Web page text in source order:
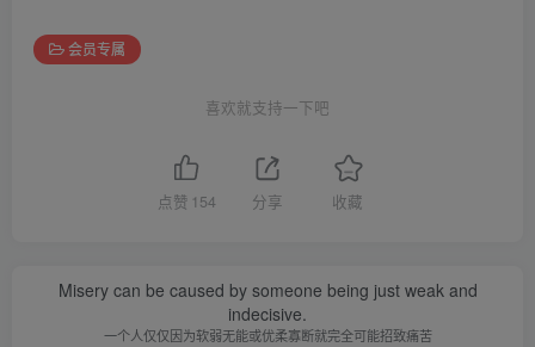
会员专属
喜欢就支持一下吧
点赞 154 分享 收藏
Misery can be caused by someone being just weak and
indecisive.
一个人仅仅因为软弱无能或优柔寡断就完全可能招致痛苦